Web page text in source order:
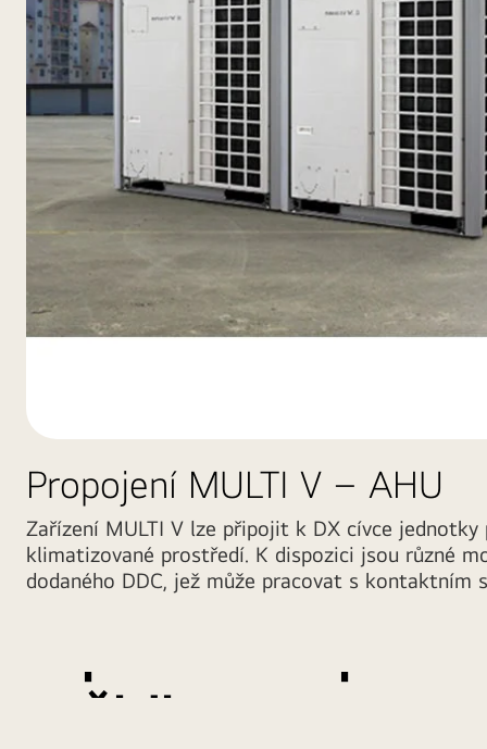
Propojení MULTI V – AHU
Zařízení MULTI V lze připojit k DX cívce
klimatizované prostředí. K dispozici jsou různé
dodaného DDC, jež může pracovat s kontaktním
Řízení vzduchu
pomocí
čidla